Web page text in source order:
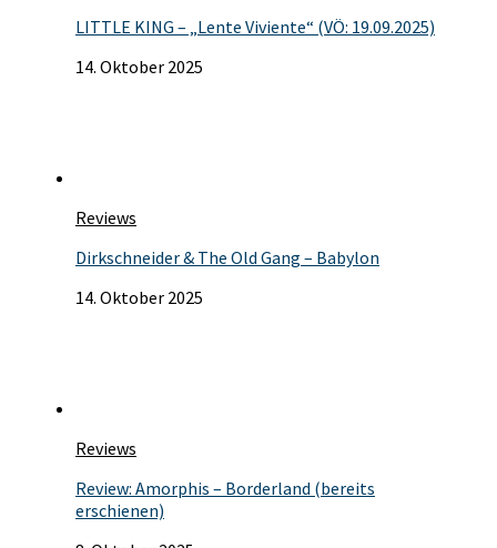
LITTLE KING – „Lente Viviente“ (VÖ: 19.09.2025)
14. Oktober 2025
Reviews
Dirkschneider & The Old Gang – Babylon
14. Oktober 2025
Reviews
Review: Amorphis – Borderland (bereits
erschienen)